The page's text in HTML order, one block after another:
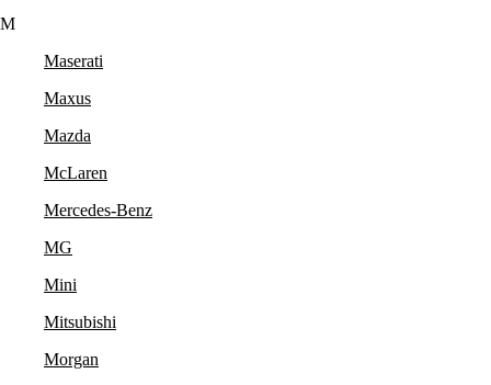
M
Maserati
Maxus
Mazda
McLaren
Mercedes-Benz
MG
Mini
Mitsubishi
Morgan